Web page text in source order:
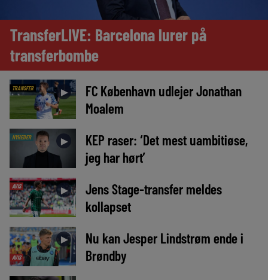
TransferLIVE: Barcelona lurer på
transferbombe
TRANSFER ►
FC København udlejer Jonathan
Moalem
NYHEDER ►
KEP raser: ‘Det mest uambitiøse,
jeg har hørt’
AVIS ►
Jens Stage-transfer meldes
kollapset
AVIS
►
Nu kan Jesper Lindstrøm ende i
Brøndby